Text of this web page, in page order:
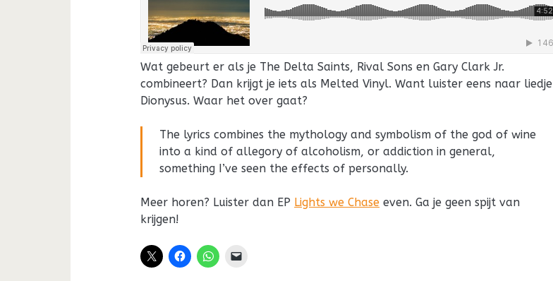
Wat gebeurt er als je The Delta Saints, Rival Sons en Gary Clark Jr.
combineert? Dan krijgt je iets als Melted Vinyl. Want luister eens naar liedje
Dionysus. Waar het over gaat?
The lyrics combines the mythology and symbolism of the god of wine
into a kind of allegory of alcoholism, or addiction in general,
something I’ve seen the effects of personally.
Meer horen? Luister dan EP Lights we Chase even. Ga je geen spijt van
krijgen!